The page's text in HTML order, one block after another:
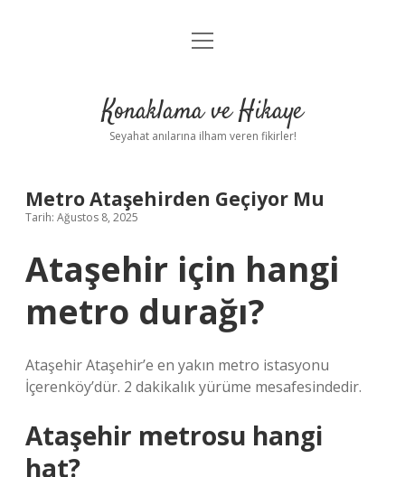
Anasayfa
Yasal Uyarı
menüyü
Konaklama ve Hikaye
Seyahat anılarına ilham veren fikirler!
Metro Ataşehirden Geçiyor Mu
Tarih: Ağustos 8, 2025
Ataşehir için hangi
metro durağı?
Ataşehir Ataşehir’e en yakın metro istasyonu
İçerenköy’dür. 2 dakikalık yürüme mesafesindedir.
Ataşehir metrosu hangi
hat?